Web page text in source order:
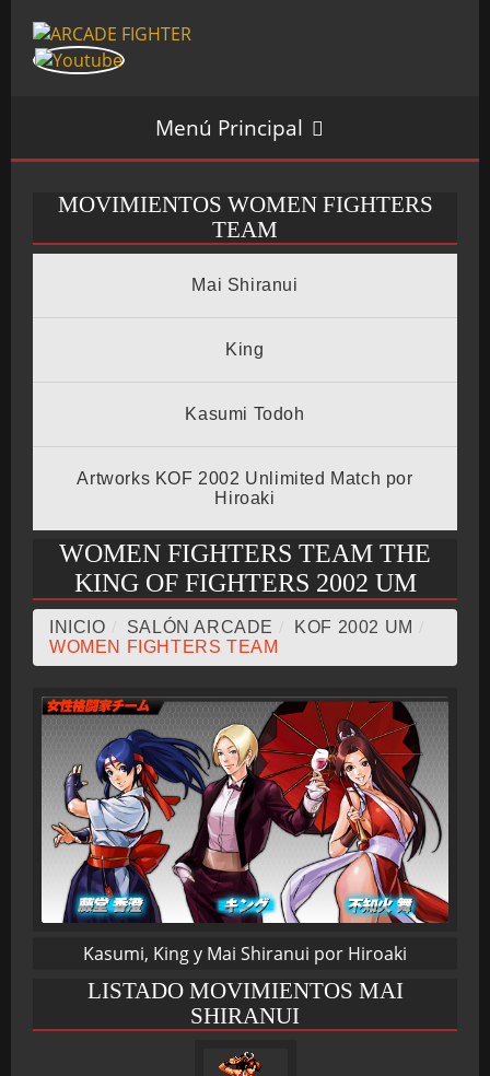
Menú Principal
INICIO
GALERÍAS
ARCADE STICK
BONUS STAGE
GUÍA BÁSICA
MOVIMIENTOS WOMEN FIGHTERS
TEAM
Mai Shiranui
King
Kasumi Todoh
Artworks KOF 2002 Unlimited Match por
Hiroaki
WOMEN FIGHTERS TEAM THE
KING OF FIGHTERS 2002 UM
INICIO SALÓN ARCADE KOF 2002 UM
WOMEN FIGHTERS TEAM
Kasumi, King y Mai Shiranui por Hiroaki
LISTADO MOVIMIENTOS MAI
SHIRANUI